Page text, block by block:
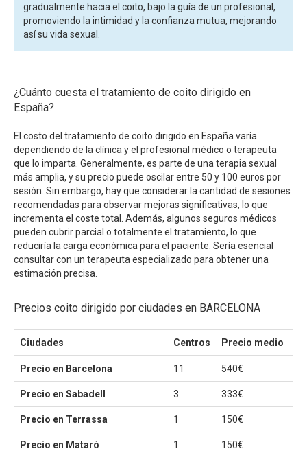
gradualmente hacia el coito, bajo la guía de un profesional,
promoviendo la intimidad y la confianza mutua, mejorando
así su vida sexual.
¿Cuánto cuesta el tratamiento de coito dirigido en
España?
El costo del tratamiento de coito dirigido en España varía
dependiendo de la clínica y el profesional médico o terapeuta
que lo imparta. Generalmente, es parte de una terapia sexual
más amplia, y su precio puede oscilar entre 50 y 100 euros por
sesión. Sin embargo, hay que considerar la cantidad de sesiones
recomendadas para observar mejoras significativas, lo que
incrementa el coste total. Además, algunos seguros médicos
pueden cubrir parcial o totalmente el tratamiento, lo que
reduciría la carga económica para el paciente. Sería esencial
consultar con un terapeuta especializado para obtener una
estimación precisa.
Precios coito dirigido por ciudades en BARCELONA
Ciudades Centros Precio medio
Precio en Barcelona 11 540€
Precio en Sabadell 3 333€
Precio en Terrassa 1 150€
Precio en Mataró 1 150€